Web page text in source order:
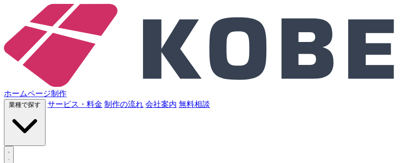
ホームページ制作
サービス・料金 制作の流れ 会社案内 無料相談